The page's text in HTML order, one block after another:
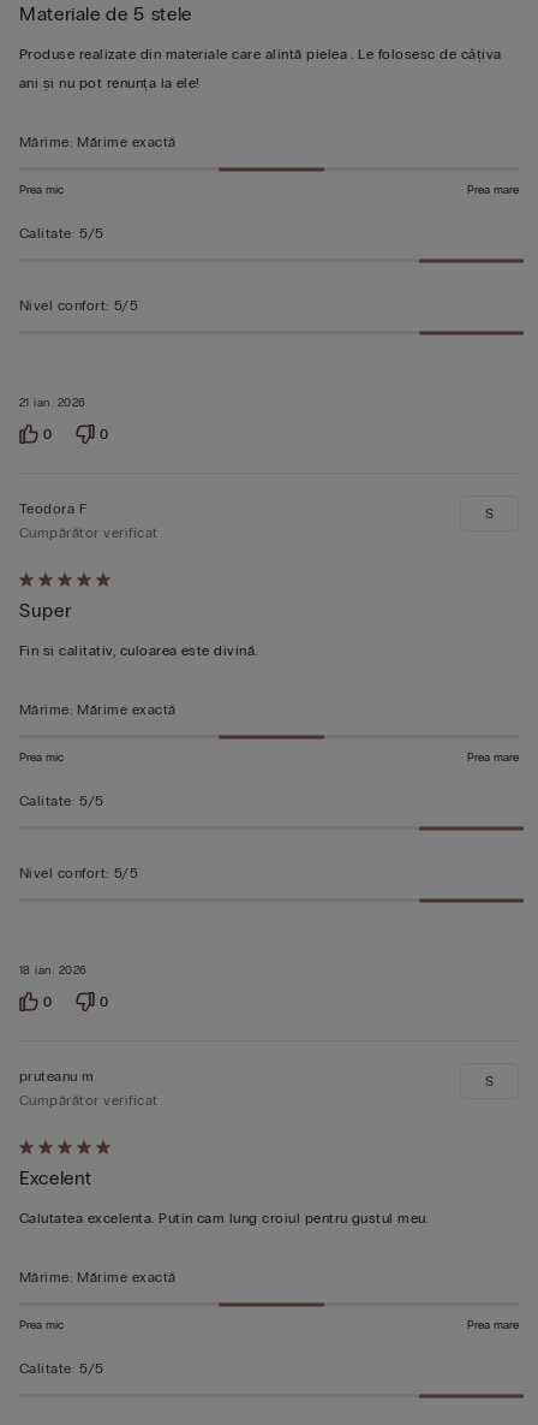
5
din
5
21 ian. 2026
Materiale de 5 stele
Produse realizate din materiale care alintă pielea . Le folosesc de câțiva
ani și nu pot renunța la ele!
Mărime: Mărime exactă
Prea mic Prea mare
Calitate: 5/5
Nivel confort: 5/5
0 0
Evaluat
5
din
18 ian. 2026
Teodora F
Cumpărător verificat
Super
Fin si calitativ, culoarea este divină.
S
Mărime: Mărime exactă
Prea mic Prea mare
Calitate: 5/5
Nivel confort: 5/5
0 0
Evaluat
5
din
pruteanu m
Cumpărător verificat
Excelent
Calutatea excelenta. Putin cam lung croiul pentru gustul meu.
S
Mărime: Mărime exactă
Prea mic Prea mare
Calitate: 5/5